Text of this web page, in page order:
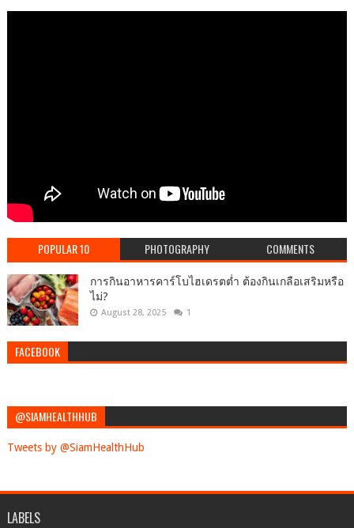
POPULAR 10 PHOTOGRAPHY COMMENTS
การกินอาหารคาร์โบไฮเดรตต่ำ ต้องกินเกลือเสริมหรือ
ไม่?
August 28, 2025 1
FACEBOOK
@SIAMHEALTHHUB
Tweets by @SiamHealthHub
LABELS